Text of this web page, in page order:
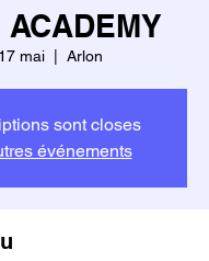
ACADEMY
mai Arlon
sont closes
événements